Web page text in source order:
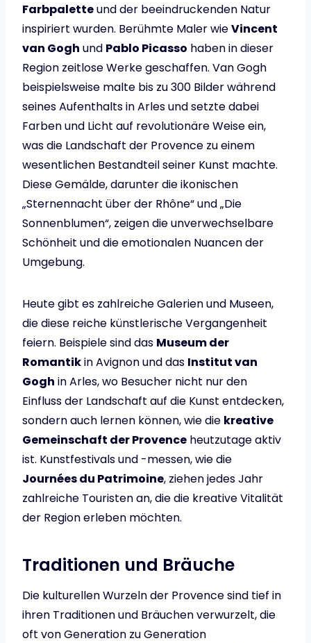
Farbpaletteund der beeindruckenden Natur
inspiriert wurden. Berühmte Maler wieVincent
van Gogh und Pablo Picasso haben in dieser
Region zeitlose Werke geschaffen. Van Gogh
beispielsweise malte bis zu 300 Bilder während
seines Aufenthalts in Arles und setzte dabei
Farben und Licht auf revolutionäre Weise ein,
was die Landschaft der Provence zu einem
wesentlichen Bestandteil seiner Kunst machte.
Diese Gemälde, darunter die ikonischen
„Sternennacht über der Rhône“ und „Die
Sonnenblumen“, zeigen die unverwechselbare
Schönheit und die emotionalen Nuancen der
Umgebung.
Heute gibt es zahlreiche Galerien und Museen,
die diese reiche künstlerische Vergangenheit
feiern. Beispiele sind das Museum der
Romantikin Avignon und das Institut van
Gogh in Arles, wo Besucher nicht nur den
Einfluss der Landschaft auf die Kunst entdecken,
sondern auch lernen können, wie die kreative
Gemeinschaft der Provence heutzutage aktiv
ist. Kunstfestivals und -messen, wie die
Journées du Patrimoine, ziehen jedes Jahr
zahlreiche Touristen an, die die kreative Vitalität
der Region erleben möchten.
Traditionen und Bräuche
Die kulturellen Wurzeln der Provence sind tief in
ihren Traditionen und Bräuchen verwurzelt, die
oft von Generation zu Generation